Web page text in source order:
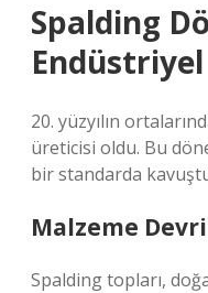
Spalding
Endüstriyel
20. yüzyılın
üreticisi oldu. Bu
bir standarda
Malzeme
Spalding topları,